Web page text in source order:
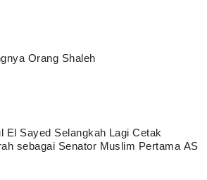
Orang Shaleh
El Sayed Selangkah Lagi Cetak
sebagai Senator Muslim Pertama AS